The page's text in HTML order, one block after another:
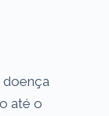
doença
até o